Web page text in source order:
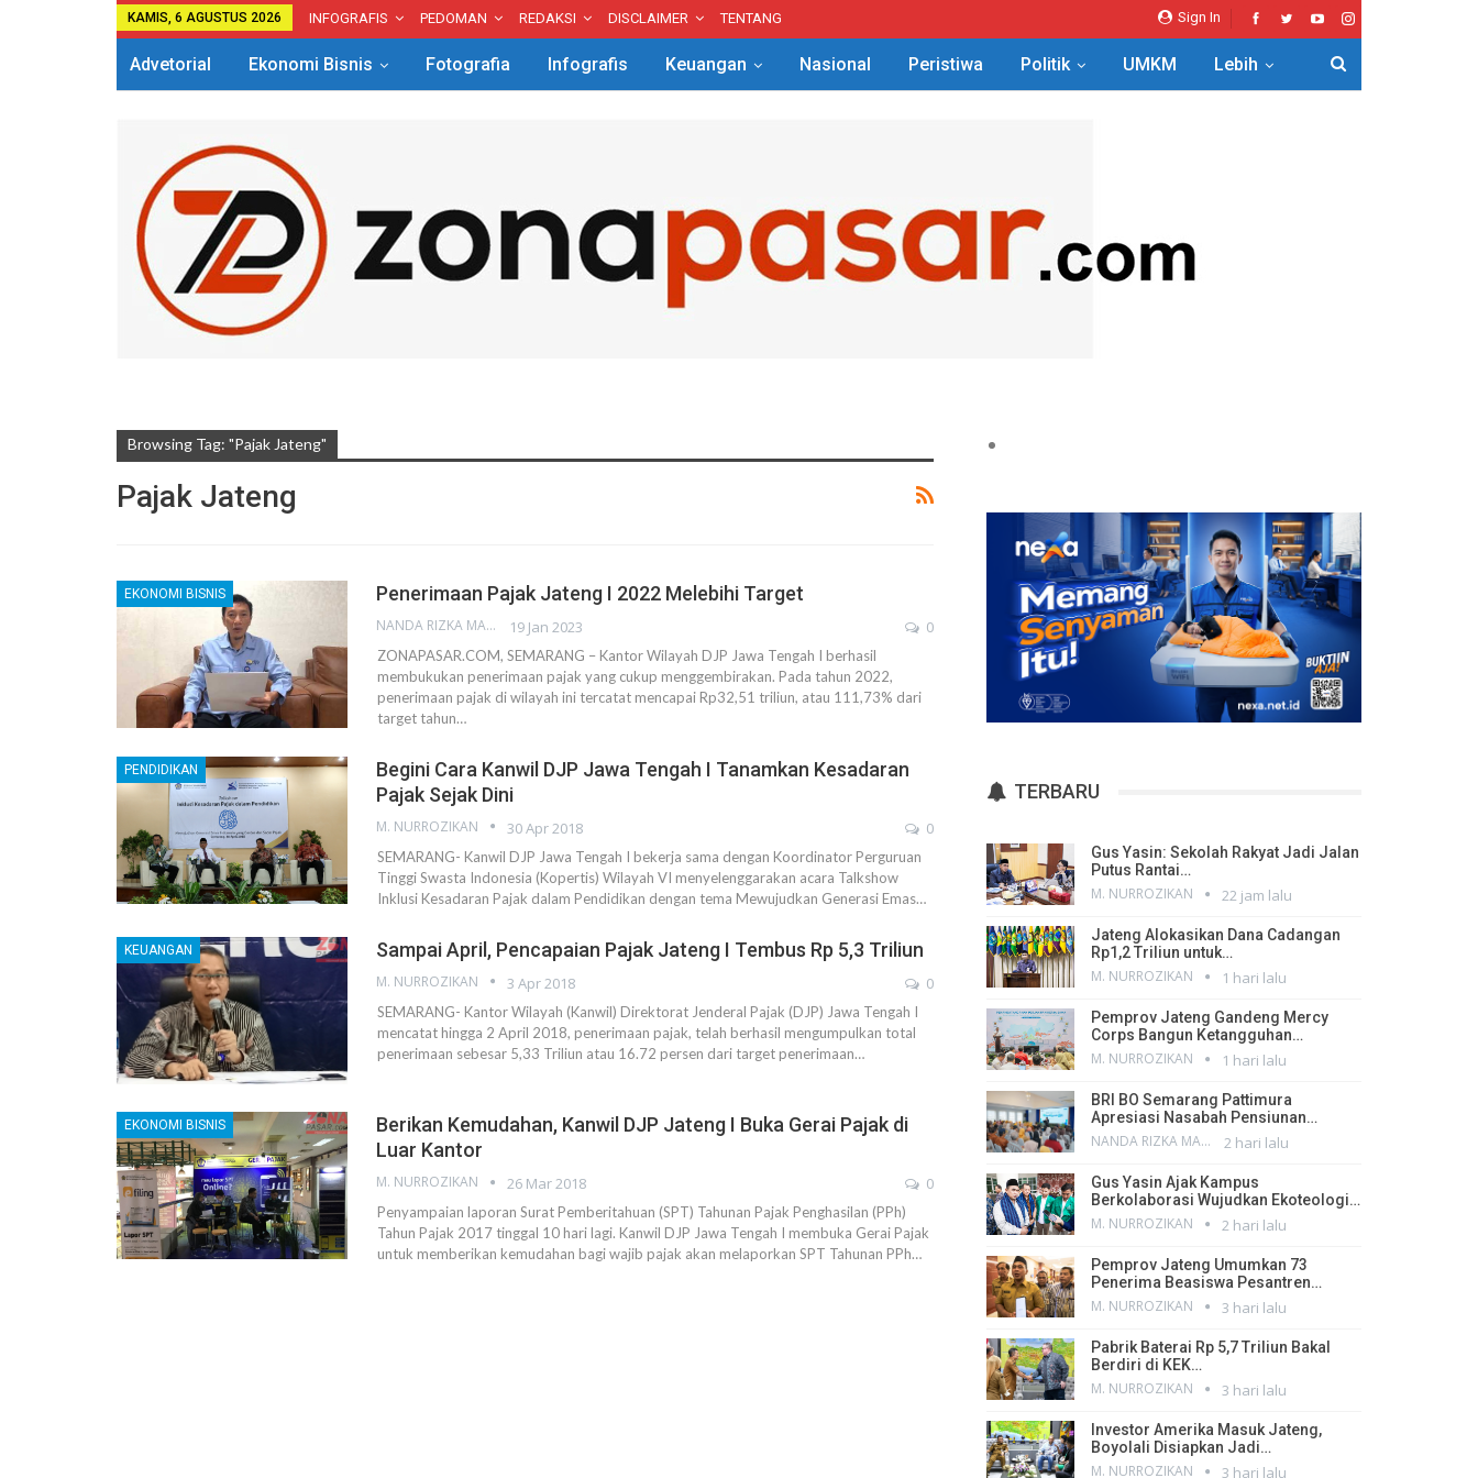
Sign In
KAMIS, 6 AGUSTUS 2026 INFOGRAFIS PEDOMAN REDAKSI DISCLAIMER TENTANG
Advetorial Ekonomi Bisnis Fotografia Infografis Keuangan Nasional Peristiwa Politik UMKM Lebih
Browsing Tag: "Pajak Jateng"
Pajak Jateng
EKONOMI BISNIS Penerimaan Pajak Jateng I 2022 Melebihi Target
NANDA RIZKA MAHENDRA 19 Jan 2023 0
ZONAPASAR.COM, SEMARANG – Kantor Wilayah DJP Jawa Tengah I berhasil
membukukan penerimaan pajak yang cukup menggembirakan. Pada tahun 2022,
penerimaan pajak di wilayah ini tercatat mencapai Rp32,51 triliun, atau 111,73% dari
target tahun…
PENDIDIKAN
Begini Cara Kanwil DJP Jawa Tengah I Tanamkan Kesadaran
Pajak Sejak Dini
M. NURROZIKAN 30 Apr 2018 0
SEMARANG- Kanwil DJP Jawa Tengah I bekerja sama dengan Koordinator Perguruan
Tinggi Swasta Indonesia (Kopertis) Wilayah VI menyelenggarakan acara Talkshow
Inklusi Kesadaran Pajak dalam Pendidikan dengan tema Mewujudkan Generasi Emas…
KEUANGAN Sampai April, Pencapaian Pajak Jateng I Tembus Rp 5,3 Triliun
M. NURROZIKAN 3 Apr 2018 0
SEMARANG- Kantor Wilayah (Kanwil) Direktorat Jenderal Pajak (DJP) Jawa Tengah I
mencatat hingga 2 April 2018, penerimaan pajak, telah berhasil mengumpulkan total
penerimaan sebesar 5,33 Triliun atau 16.72 persen dari target penerimaan…
EKONOMI BISNIS
Berikan Kemudahan, Kanwil DJP Jateng I Buka Gerai Pajak di
Luar Kantor
M. NURROZIKAN 26 Mar 2018 0
Penyampaian laporan Surat Pemberitahuan (SPT) Tahunan Pajak Penghasilan (PPh)
Tahun Pajak 2017 tinggal 10 hari lagi. Kanwil DJP Jawa Tengah I membuka Gerai Pajak
untuk memberikan kemudahan bagi wajib pajak akan melaporkan SPT Tahunan PPh…
TERBARU
Gus Yasin: Sekolah Rakyat Jadi Jalan
Putus Rantai…
M. NURROZIKAN 22 jam lalu
Jateng Alokasikan Dana Cadangan
Rp1,2 Triliun untuk…
M. NURROZIKAN 1 hari lalu
Pemprov Jateng Gandeng Mercy
Corps Bangun Ketangguhan…
M. NURROZIKAN 1 hari lalu
BRI BO Semarang Pattimura
Apresiasi Nasabah Pensiunan…
NANDA RIZKA MAHENDRA 2 hari lalu
Gus Yasin Ajak Kampus
Berkolaborasi Wujudkan Ekoteologi…
M. NURROZIKAN 2 hari lalu
Pemprov Jateng Umumkan 73
Penerima Beasiswa Pesantren…
M. NURROZIKAN 3 hari lalu
Pabrik Baterai Rp 5,7 Triliun Bakal
Berdiri di KEK…
M. NURROZIKAN 3 hari lalu
Investor Amerika Masuk Jateng,
Boyolali Disiapkan Jadi…
M. NURROZIKAN 3 hari lalu